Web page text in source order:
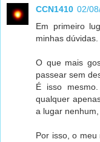
CCN1410 02/
Em primeiro
minhas dúvidas.
O que mais
passear sem
É isso
qualquer
a lugar
Por isso, o